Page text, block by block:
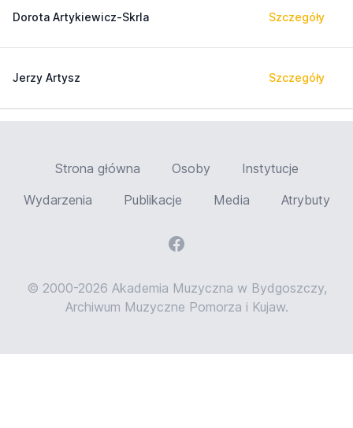
Dorota Artykiewicz-Skrla Szczegóły
Jerzy Artysz Szczegóły
Strona główna Osoby
Instytucje
Wydarzenia
Publikacje Media Atrybuty
© 2000-2026 Akademia Muzyczna w Bydgoszczy,
Archiwum Muzyczne Pomorza i Kujaw.